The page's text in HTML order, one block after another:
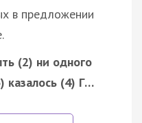
в предложении
(2) ни одного
казалось (4) Г…